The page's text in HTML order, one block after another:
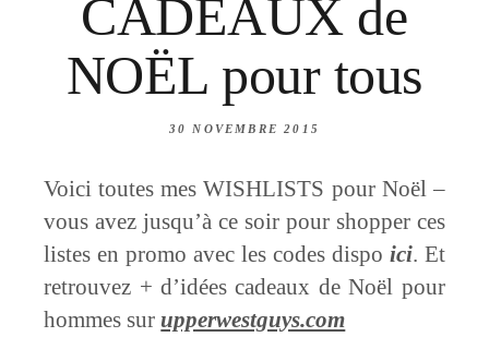
CADEAUX de
NOËL pour tous
30 NOVEMBRE 2015
Voici toutes mes WISHLISTS pour Noël –
vous avez jusqu’à ce soir pour shopper ces
listes en promo avec les codes dispo ici. Et
retrouvez + d’idées cadeaux de Noël pour
hommes surupperwestguys.com